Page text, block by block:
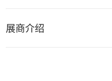
展商介绍